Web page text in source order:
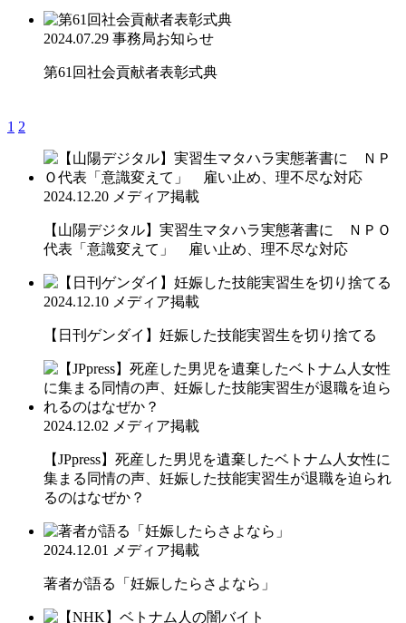
2024.07.29 事務局お知らせ
第61回社会貢献者表彰式典
1 2
2024.12.20 メディア掲載
【山陽デジタル】実習生マタハラ実態著書に ＮＰＯ
代表「意識変えて」 雇い止め、理不尽な対応
2024.12.10 メディア掲載
【日刊ゲンダイ】妊娠した技能実習生を切り捨てる
2024.12.02 メディア掲載
【JPpress】死産した男児を遺棄したベトナム人女性に
集まる同情の声、妊娠した技能実習生が退職を迫られ
るのはなぜか？
2024.12.01 メディア掲載
著者が語る「妊娠したらさよなら」